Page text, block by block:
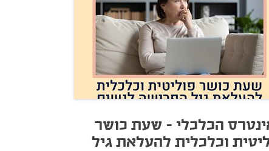
הכלכלי - שעת כושר
וכלכלית להעלאת גיל